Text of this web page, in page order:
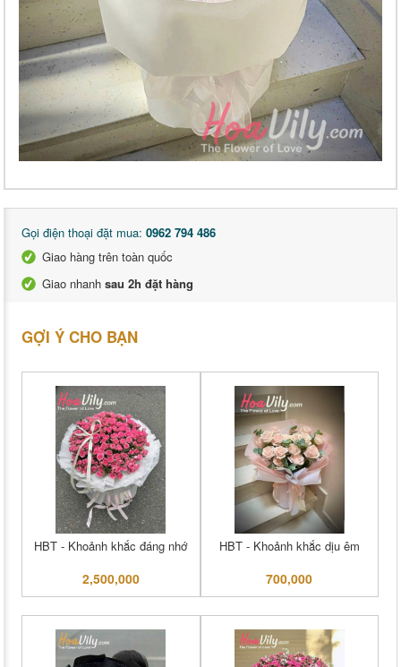
Gọi điện thoại đặt mua: 0962 794 486
Giao hàng trên toàn quốc
Giao nhanh sau 2h đặt hàng
GỢI Ý CHO BẠN
HBT - Khoảnh khắc đáng nhớ
2,500,000
HBT - Khoảnh khắc dịu êm
700,000